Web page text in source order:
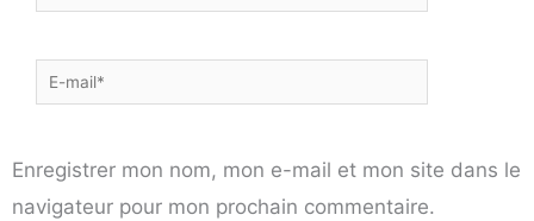
E-
mail*
Enregistrer mon nom, mon e-mail et mon site dans le
navigateur pour mon prochain commentaire.